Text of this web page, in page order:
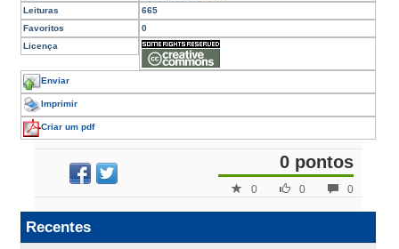
Leituras
665
Favoritos
0
Licença
Enviar
Imprimir
Criar um pdf
0 pontos
0
0
0
Recentes